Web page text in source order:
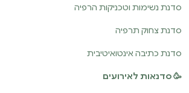
סדנת נשימות וטכניקות הרפיה
סדנת צחוק תרפיה
סדנת כתיבה אינטואיטיבית
🥳 סדנאות לאירועים